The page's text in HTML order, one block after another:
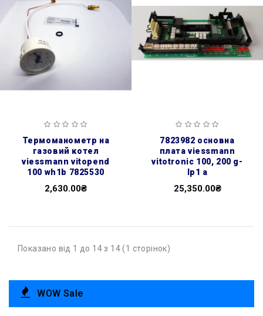
термоманометр на
газовий котел
viessmann vitopend
100 wh1b 7825530
2,630.00₴
7823982 основна
плата viessmann
vitotronic 100, 200 g-
lp1 a
25,350.00₴
Показано від 1 до 14 з 14 (1 сторінок)
WOW Sale